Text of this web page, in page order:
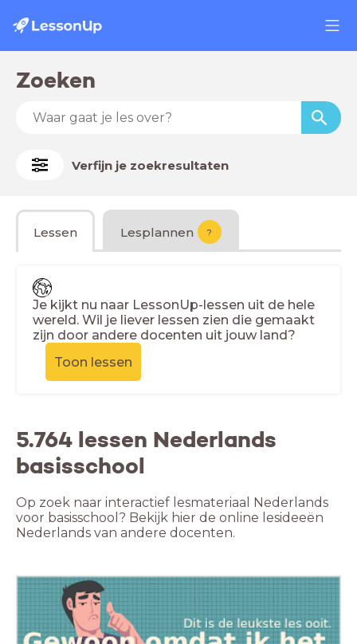
Zoeken
Verfijn je zoekresultaten
Lessen Lesplannen ?
Je kijkt nu naar LessonUp-lessen uit de hele
wereld. Wil je liever lessen zien die gemaakt
zijn door andere docenten uit jouw land?
Toon lessen
5.764 lessen Nederlands
basisschool
Op zoek naar interactief lesmateriaal Nederlands
voor basisschool? Bekijk hier de online lesideeën
Nederlands van andere docenten.